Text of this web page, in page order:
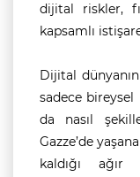
dijital riskler,
kapsamlı
Dijital
sadece bireysel
da nasıl
Gazze’de
kaldığı